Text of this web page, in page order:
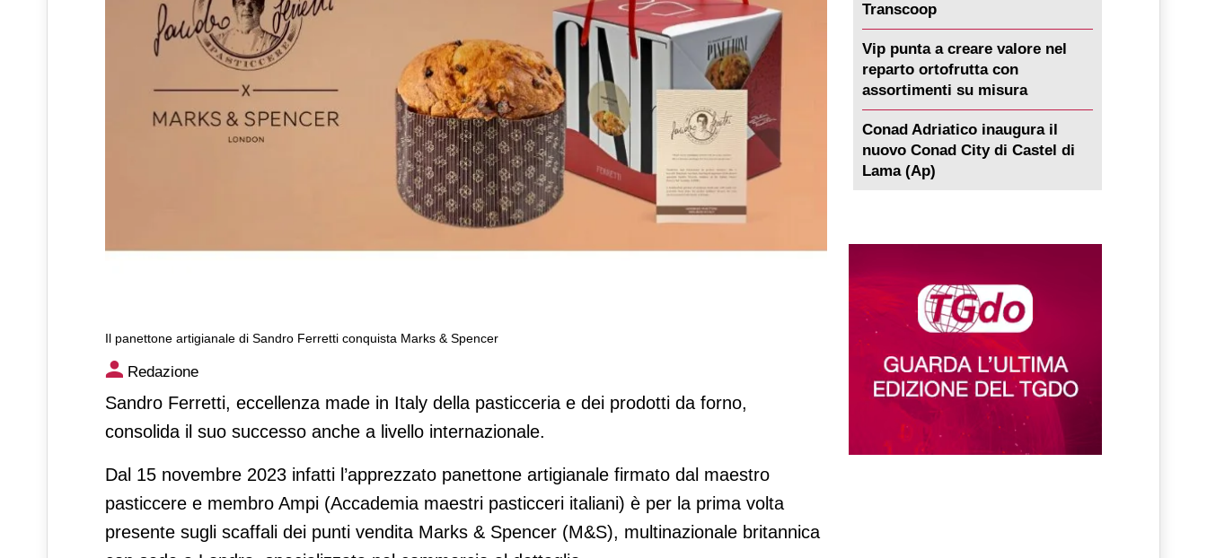
Il panettone artigianale di Sandro Ferretti conquista Marks & Spencer
Il panettone artigianale di Sandro Ferretti conquista Marks & Spencer
Redazione
Sandro Ferretti, eccellenza made in Italy della pasticceria e dei prodotti da forno,
consolida il suo successo anche a livello internazionale.
Dal 15 novembre 2023 infatti l’apprezzato panettone artigianale firmato dal maestro
pasticcere e membro Ampi (Accademia maestri pasticceri italiani) è per la prima volta
presente sugli scaffali dei punti vendita Marks & Spencer (M&S), multinazionale britannica
Transcoop
Vip punta a creare valore nel
reparto ortofrutta con
assortimenti su misura
Conad Adriatico inaugura il
nuovo Conad City di Castel di
Lama (Ap)